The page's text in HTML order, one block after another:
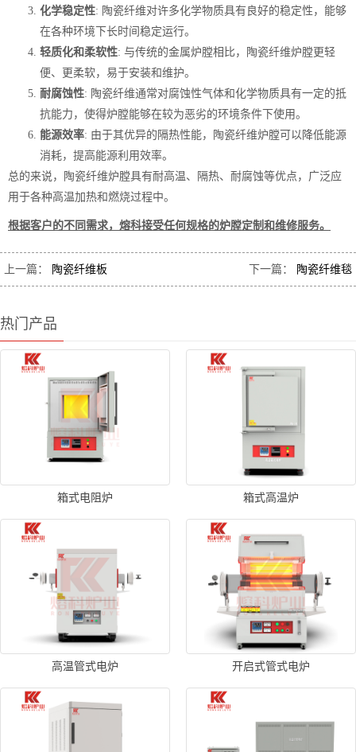
化学稳定性: 陶瓷纤维对许多化学物质具有良好的稳定性，能够
在各种环境下长时间稳定运行。
轻质化和柔软性: 与传统的金属炉膛相比，陶瓷纤维炉膛更轻
便、更柔软，易于安装和维护。
耐腐蚀性: 陶瓷纤维通常对腐蚀性气体和化学物质具有一定的抵
抗能力，使得炉膛能够在较为恶劣的环境条件下使用。
能源效率: 由于其优异的隔热性能，陶瓷纤维炉膛可以降低能源
消耗，提高能源利用效率。
总的来说，陶瓷纤维炉膛具有耐高温、隔热、耐腐蚀等优点，广泛应
用于各种高温加热和燃烧过程中。
根据客户的不同需求，熔科接受任何规格的炉膛定制和维修服务。
上一篇： 陶瓷纤维板 下一篇： 陶瓷纤维毯
热门产品
箱式电阻炉 箱式高温炉
高温管式电炉 开启式管式电炉